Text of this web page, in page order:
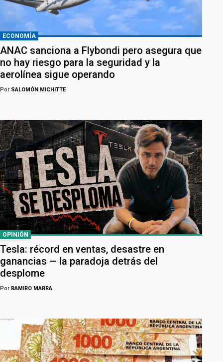
ECONOMÍA
ANAC sanciona a Flybondi pero asegura que
no hay riesgo para la seguridad y la
aerolínea sigue operando
Por SALOMÓN MICHITTE
OPINIÓN
Tesla: récord en ventas, desastre en
ganancias — la paradoja detrás del
desplome
Por RAMIRO MARRA